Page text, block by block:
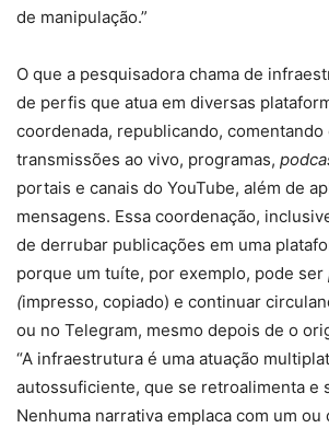
de manipulação.”
O que a pesquisadora chama de
de perfis que atua em diversas
coordenada, republicando,
transmissões ao vivo, programas,
portais e canais do YouTube, além de
mensagens. Essa coordenação,
de derrubar publicações em uma
porque um tuíte, por exemplo, pode ser
(impresso, copiado) e continuar
ou no Telegram, mesmo depois de o
“A infraestrutura é uma atuação
autossuficiente, que se retroalimenta e
Nenhuma narrativa emplaca com um ou